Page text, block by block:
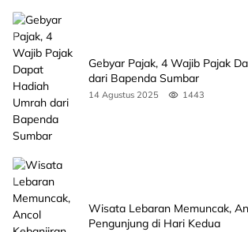
Gebyar Pajak, 4 Wajib Pajak
dari Bapenda Sumbar
14 Agustus 2025 1443
Wisata Lebaran Memuncak,
Pengunjung di Hari Kedua